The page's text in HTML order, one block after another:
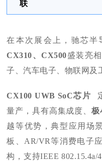
联
在本次展会上，驰芯半
CX310、CX500盛装亮
子、汽车电子、物联网及
CX100 UWB SoC芯片
量产，具有高集成度、极
越等优势，典型应用场
板、AR/VR等消费电子
构，支持IEEE 802.15.4a/